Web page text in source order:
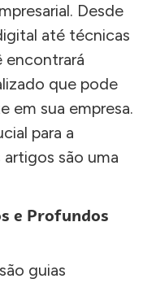
Desde
até técnicas
encontrará
que pode
em sua empresa.
para a
são uma
e Profundos
guias